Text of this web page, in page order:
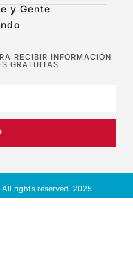
y Gente
RECIBIR INFORMACIÓN
GRATUITAS.
rights reserved. 2025